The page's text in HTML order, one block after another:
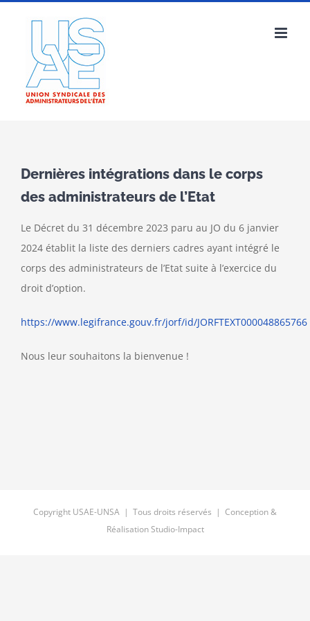
contenu
Dernières intégrations dans le corps
des administrateurs de l’Etat
Le Décret du 31 décembre 2023 paru au JO du 6 janvier
2024 établit la liste des derniers cadres ayant intégré le
corps des administrateurs de l’Etat suite à l’exercice du
droit d’option.
https://www.legifrance.gouv.fr/jorf/id/JORFTEXT000048865766
Nous leur souhaitons la bienvenue !
Copyright USAE-UNSA | Tous droits réservés | Conception &
RéalisationStudio-Impact